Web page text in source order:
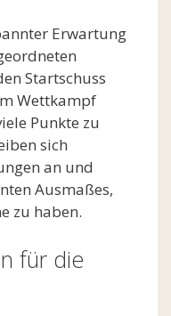
Erwartung
Startschuss
Wettkampf
Punkte zu
sich
an und
Ausmaßes,
zu haben.
für die